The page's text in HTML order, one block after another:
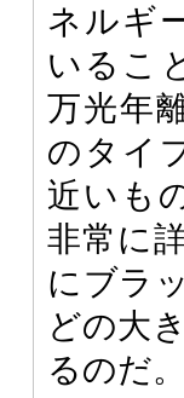
ネルギ
いるこ
万光年
のタイ
近いも
非常に
にブラ
どの大
るのだ。